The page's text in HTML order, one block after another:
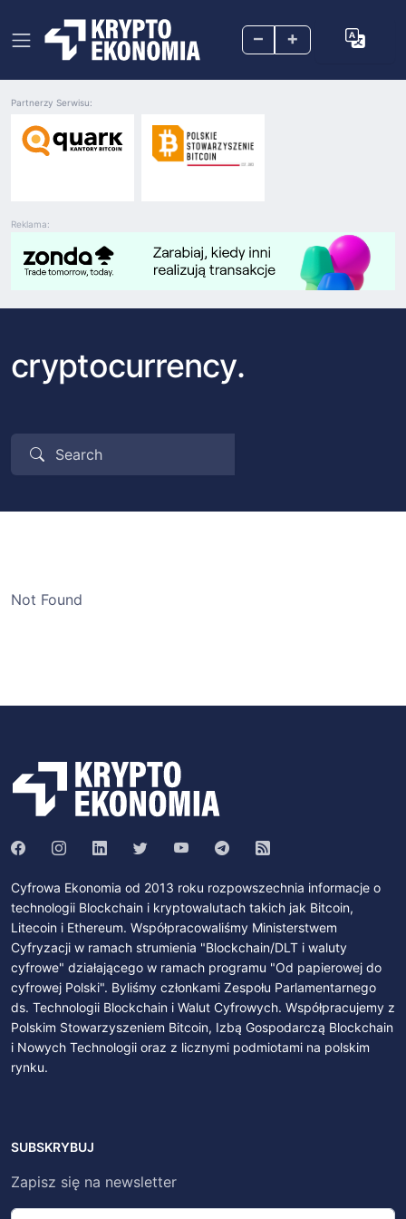
– +
Reklama:
Partnerzy Serwisu:
cryptocurrency.
Not Found
Cyfrowa Ekonomia od 2013 roku rozpowszechnia informacje o
technologii Blockchain i kryptowalutach takich jak Bitcoin,
Litecoin i Ethereum. Współpracowaliśmy Ministerstwem
Cyfryzacji w ramach strumienia "Blockchain/DLT i waluty
cyfrowe" działającego w ramach programu "Od papierowej do
cyfrowej Polski". Byliśmy członkami Zespołu Parlamentarnego
ds. Technologii Blockchain i Walut Cyfrowych. Współpracujemy z
Polskim Stowarzyszeniem Bitcoin, Izbą Gospodarczą Blockchain
i Nowych Technologii oraz z licznymi podmiotami na polskim
rynku.
SUBSKRYBUJ
Zapisz się na newsletter